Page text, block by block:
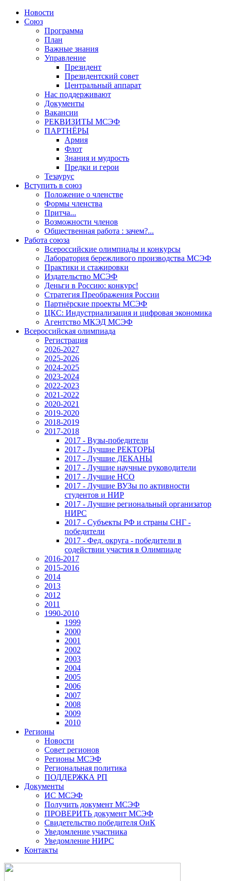
Новости
Союз
Программа
План
Важные знания
Управление
Президент
Президентский совет
Центральный аппарат
Нас поддерживают
Документы
Вакансии
РЕКВИЗИТЫ МСЭФ
ПАРТНЁРЫ
Армия
Флот
Знания и мудрость
Предки и герои
Тезаурус
Вступить в союз
Положение о членстве
Формы членства
Притча...
Возможности членов
Общественная работа : зачем?...
Работа союза
Всероссийские олимпиады и конкурсы
Лаборатория бережливого производства МСЭФ
Практики и стажировки
Издательство МСЭФ
Деньги в Россию: конкурс!
Стратегия Преображения России
Партнёрские проекты МСЭФ
ЦКС: Индустриализация и цифровая экономика
Агентство МКЭД МСЭФ
Всероссийская олимпиада
Регистрация
2026-2027
2025-2026
2024-2025
2023-2024
2022-2023
2021-2022
2020-2021
2019-2020
2018-2019
2017-2018
2017 - Вузы-победители
2017 - Лучшие РЕКТОРЫ
2017 - Лучшие ДЕКАНЫ
2017 - Лучшие научные руководители
2017 - Лучшие НСО
2017 - Лучшие ВУЗы по активности
студентов и НИР
2017 - Лучшие региональный организатор
НИРС
2017 - Субъекты РФ и страны СНГ -
победители
2017 - Фед. округа - победители в
содействии участия в Олимпиаде
2016-2017
2015-2016
2014
2013
2012
2011
1990-2010
1999
2000
2001
2002
2003
2004
2005
2006
2007
2008
2009
2010
Регионы
Новости
Совет регионов
Регионы МСЭФ
Региональная политика
ПОДДЕРЖКА РП
Документы
ИС МСЭФ
Получить документ МСЭФ
ПРОВЕРИТЬ документ МСЭФ
Свидетельство победителя ОиК
Уведомление участника
Уведомление НИРС
Контакты